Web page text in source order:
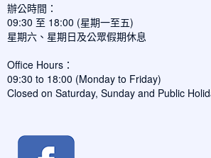
辦公時間：
09:30 至 18:00 (星期一至五)
星期六、星期日及公眾假期休息
Office Hours：
09:30 to 18:00 (Monday to Friday)
Closed on Saturday, Sunday and Public